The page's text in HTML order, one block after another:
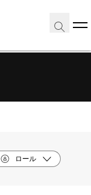
ロール